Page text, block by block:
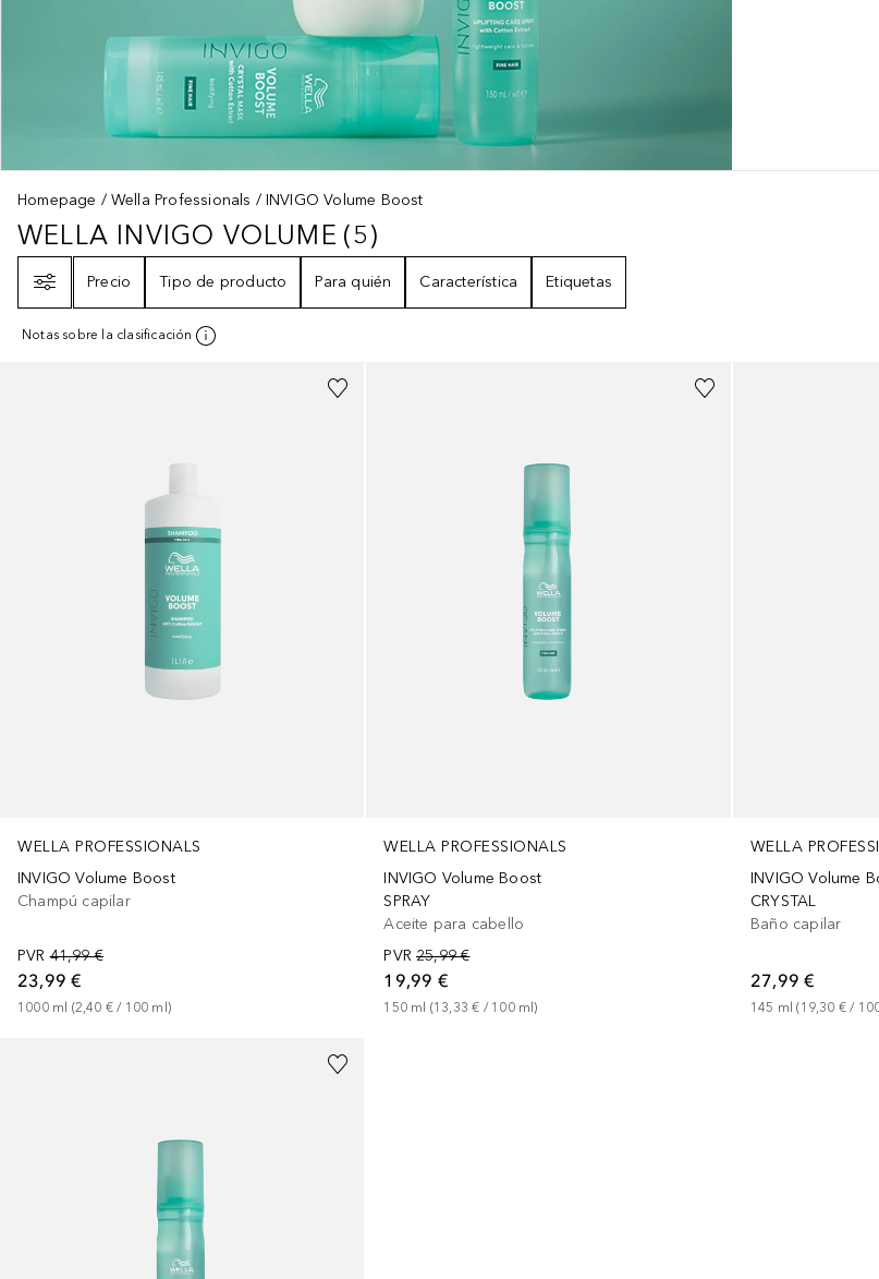
Homepage Wella Professionals INVIGO Volume Boost
WELLA INVIGO VOLUME5
WELLA INVIGO VOLUME (5)
Precio
Tipo de producto Para quién Característica Etiquetas
Notas sobre la clasificación
WELLA PROFESSIONALS
INVIGO Volume Boost
Champú capilar
PVR 41,99 €
23,99 €
1000 ml (2,40 € / 100 ml )
WELLA PROFESSIONALS
INVIGO Volume Boost
SPRAY
Aceite para cabello
PVR 25,99 €
19,99 €
150 ml (13,33 € / 100 ml)
WELLA
INVIGO Volume
CRYSTAL
Baño capilar
27,99 €
145 ml (19,30 € /